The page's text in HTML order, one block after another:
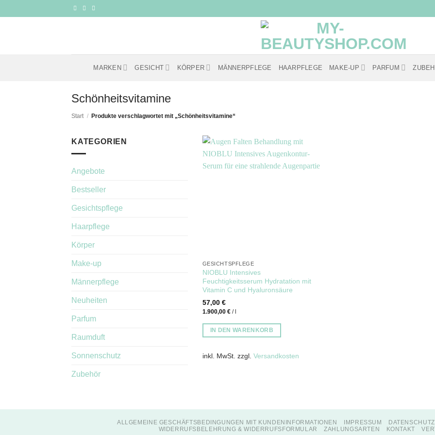
Inhalt
MARKEN GESICHT KÖRPER MÄNNERPFLEGE HAARPFLEGE MAKE-UP PARFUM
Schönheitsvitamine
Start / Produkte verschlagwortet mit „Schönheitsvitamine“
KATEGORIEN
Angebote
Bestseller
Gesichtspflege
Haarpflege
Körper
Make-up
Männerpflege
Neuheiten
Parfum
Raumduft
Sonnenschutz
Zubehör
GESICHTSPFLEGE
NIOBLU Intensives
Feuchtigkeitsserum Hydratation mit
Vitamin C und Hyaluronsäure
57,00 €
1.900,00 €/
IN DEN WARENKORB
inkl. MwSt. zzgl. Versandkosten
ALLGEMEINE GESCHÄFTSBEDINGUNGEN MIT KUNDENINFORMATIONEN IMPRESSUM
WIDERRUFSBELEHRUNG & WIDERRUFSFORMULAR
ZAHLUNGSARTEN KONTAKT